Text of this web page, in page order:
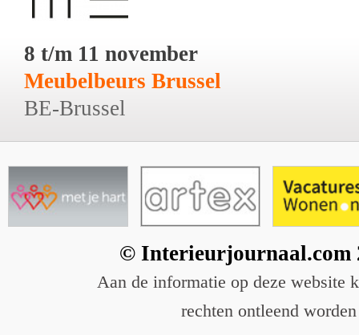
8 t/m 11 november
Meubelbeurs Brussel
BE-Brussel
© Interieurjournaal.com
Aan de informatie op deze website
rechten ontleend worden